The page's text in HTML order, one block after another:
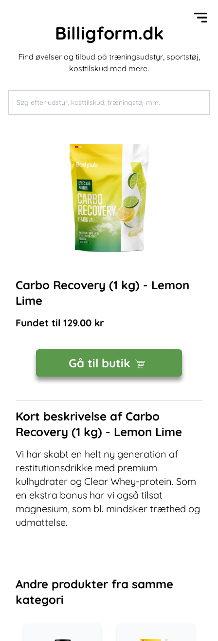
Billigform.dk
Find øvelser og tilbud på træningsudstyr, sportstøj,
kosttilskud med mere.
Carbo Recovery (1 kg) - Lemon
Lime
Fundet til 129.00 kr
Gå til butik
Kort beskrivelse af Carbo
Recovery (1 kg) - Lemon Lime
Vi har skabt en helt ny generation af
restitutionsdrikke med premium
kulhydrater og Clear Whey-protein. Som
en ekstra bonus har vi også tilsat
magnesium, som bl. mindsker træthed og
udmattelse.
Andre produkter fra samme
kategori